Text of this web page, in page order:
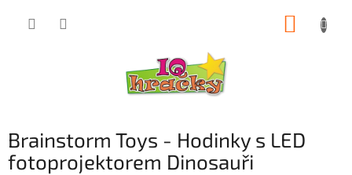
Brainstorm Toys - Hodinky s LED
fotoprojektorem Dinosauři